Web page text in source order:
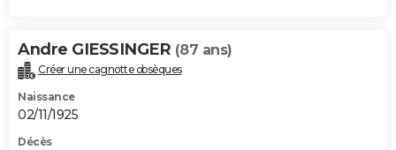
Andre GIESSINGER (87 ans)
Créer une cagnotte obsèques
Naissance
02/11/1925
Décès